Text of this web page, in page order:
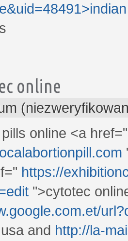
online
pills online <a
https://
">cytotec
and http://la-